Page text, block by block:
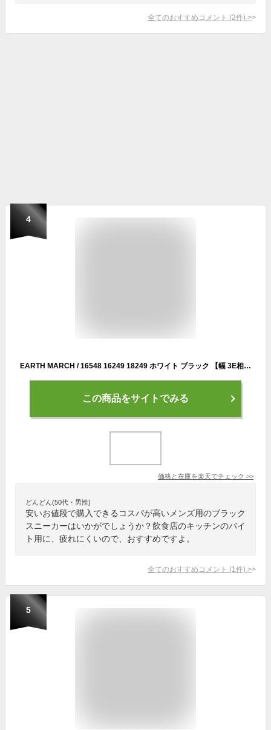
全てのおすすめコメント (2件) >
4
EARTH MARCH / 16548 16249 18249 ホワイト ブラック 【幅 3E相当】【レディース メンズ】【作業靴】【シューズ】【スニーカー】【通学靴】【メンズシューズ】【レディースシューズ】(製造上の傷等はご了承の上、ご購入ください。)
この商品をサイトでみる
価格と在庫を楽天でチェック >>
どんどん(50代・男性)
安いお値段で購入できるコスパが高いメンズ用のブラック
スニーカーはいかがでしょうか？飲食店のキッチンのバイ
ト用に、疲れにくいので、おすすめですよ。
全てのおすすめコメント (1 件) >
5